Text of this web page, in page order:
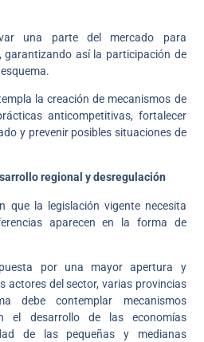
una parte del mercado para
garantizando así la participación de
la creación de mecanismos de
anticompetitivas, fortalecer
y prevenir posibles situaciones de
regional y desregulación
que la legislación vigente necesita
aparecen en la forma de
por una mayor apertura y
actores del sector, varias provincias
debe contemplar mecanismos
el desarrollo de las economías
de las pequeñas y medianas